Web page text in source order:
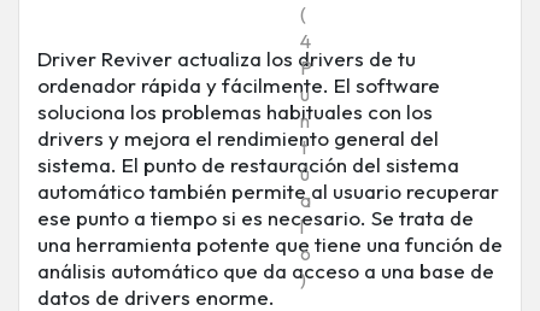
(
4
P
u
n
t
ú
a
l
o
)
Driver Reviver actualiza los drivers de tu
ordenador rápida y fácilmente. El software
soluciona los problemas habituales con los
drivers y mejora el rendimiento general del
sistema. El punto de restauración del sistema
automático también permite al usuario recuperar
ese punto a tiempo si es necesario. Se trata de
una herramienta potente que tiene una función de
análisis automático que da acceso a una base de
datos de drivers enorme.